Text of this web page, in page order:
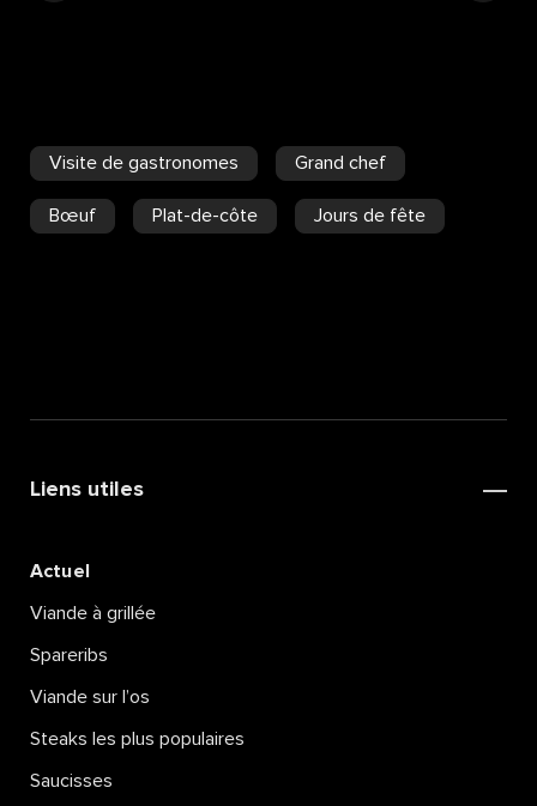
Visite de gastronomes Grand chef
Bœuf Plat-de-côte Jours de fête
Liens utiles
Actuel
Viande à grillée
Spareribs
Viande sur l’os
Steaks les plus populaires
Saucisses